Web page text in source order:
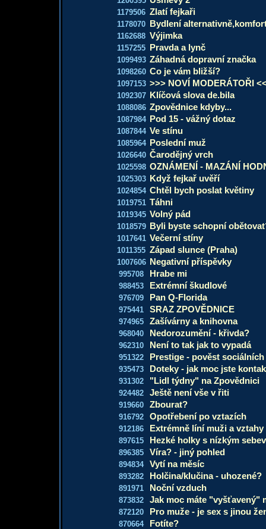
1179506 Zlatí fejkaři
1178070 Bydlení
1162688 Výjimka
1157255 Pravda a lynč
1099493 Záhadná dopravní značka
1098260 Co je vám bližší?
1097153 >>> NOVÍ MODERÁTOŘI
1092307 Klíčová slova de.bila
1088086 Zpovědnice kdyby...
1087984 Pod 15 - vážný dotaz
1087844 Ve stínu
1085964 Poslední muž
1026640 Čarodějný vrch
1025598 OZNÁMENÍ - MAZÁNÍ
1025303 Když fejkař uvěří
1024854 Chtěl bych poslat květiny
1019751 Táhni
1019345 Volný pád
1018579 Byli byste schopní
1017641 Večerní stíny
1011355 Západ slunce (Praha)
1007606 Negativní příspěvky
995708 Hrabe mi
988453 Extrémní škudlové
976709 Pan Q-Florida
975441 SRAZ ZPOVĚDNICE
974965 Zašívárny a knihovna
968040 Nedorozumění - křivda?
962310 Není to tak jak to vypadá
951322 Prestige - pověst
935473 Doteky - jak moc jste
931302 "Lidl týdny" na Zpovědnici
924482 Ještě není vše v řiti
919660 Zbourat?
916792 Opotřebení po vztazích
912186 Extrémně líní muži a vztahy
897615 Hezké holky s nízkým
896385 Víra? - jiný pohled
894834 Vytí na měsíc
893282 Holčina/klučina - uhozené?
891971 Noční vzduch
873832 Jak moc máte "vyšťavený"
872120 Pro muže - je sex s jinou
870664 Fotíte?